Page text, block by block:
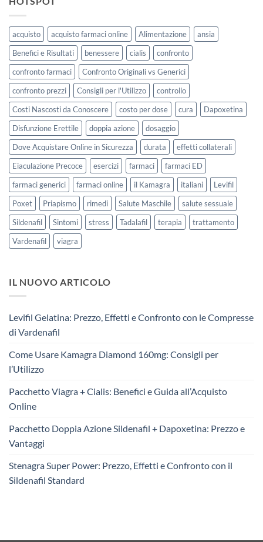
acquisto acquisto farmaci online Alimentazione
ansia
Benefici e Risultati
benessere cialis
confronto
confronto farmaci
Confronto Originali vs Generici
confronto prezzi
Consigli per l'Utilizzo
controllo
Costi Nascosti da Conoscere
costo per dose cura
Dapoxetina
Disfunzione Erettile
doppia azione
dosaggio
Dove Acquistare Online in Sicurezza
durata
effetti collaterali
Eiaculazione Precoce
esercizi farmaci
farmaci ED
farmaci generici
farmaci online il Kamagra italiani
Levifil
Poxet
Priapismo rimedi Salute Maschile
salute sessuale
Sildenafil
Sintomi stress Tadalafil terapia
trattamento
Vardenafil
viagra
IL NUOVO ARTICOLO
Levifil Gelatina: Prezzo, Effetti e Confronto con le Compresse
di Vardenafil
Come Usare Kamagra Diamond 160mg: Consigli per
l’Utilizzo
Pacchetto Viagra + Cialis: Benefici e Guida all’Acquisto
Online
Pacchetto Doppia Azione Sildenafil + Dapoxetina: Prezzo e
Vantaggi
Stenagra Super Power: Prezzo, Effetti e Confronto con il
Sildenafil Standard